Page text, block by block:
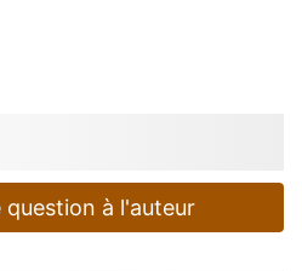
question à l'auteur